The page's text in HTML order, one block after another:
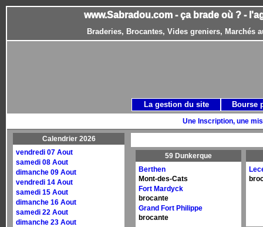
www.Sabradou.com - ça brade où ? -
Braderies, Brocantes, Vides greniers, Marchés
Une Inscription, une
Calendrier 2026
vendredi 07 Aout
samedi 08 Aout
dimanche 09 Aout
vendredi 14 Aout
samedi 15 Aout
dimanche 16 Aout
samedi 22 Aout
dimanche 23 Aout
59 Dunkerque
Berthen
Mont-des-Cats
Fort Mardyck
brocante
Grand Fort Philippe
brocante
La gestion du site Bourse